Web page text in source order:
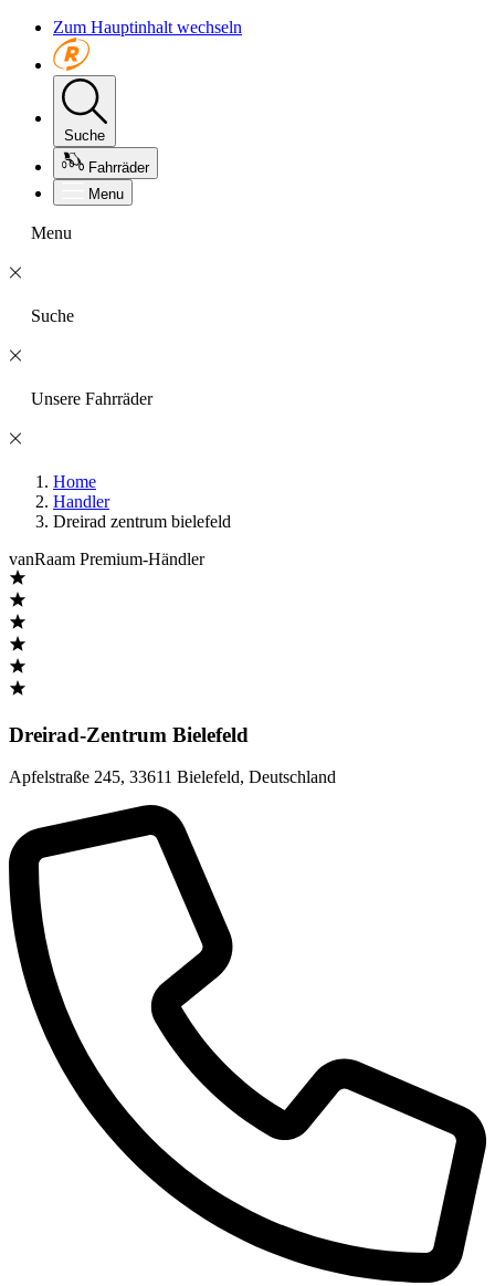
Zum Hauptinhalt wechseln
Suche
Fahrräder
Menu
Menu
Suche
Unsere Fahrräder
Home
Handler
Dreirad zentrum bielefeld
vanRaam Premium-Händler
Dreirad-Zentrum Bielefeld
Apfelstraße 245, 33611 Bielefeld, Deutschland